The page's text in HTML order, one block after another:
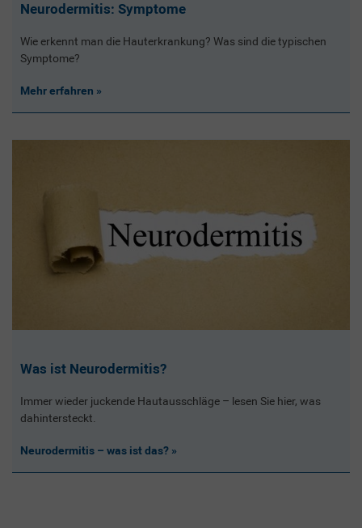
Neurodermitis: Symptome
Wie erkennt man die Hauterkrankung? Was sind die typischen
Symptome?
Mehr erfahren
Was ist Neurodermitis?
Immer wieder juckende Hautausschläge – lesen Sie hier, was
dahintersteckt.
Neurodermitis – was ist das?